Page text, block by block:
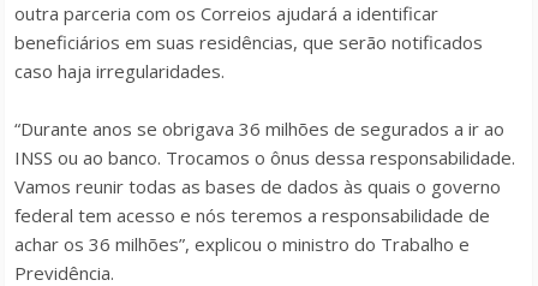
outra parceria com os Correios ajudará a identificar
beneficiários em suas residências, que serão notificados
caso haja irregularidades.
“Durante anos se obrigava 36 milhões de segurados a ir ao
INSS ou ao banco. Trocamos o ônus dessa responsabilidade.
Vamos reunir todas as bases de dados às quais o governo
federal tem acesso e nós teremos a responsabilidade de
achar os 36 milhões”, explicou o ministro do Trabalho e
Previdência.